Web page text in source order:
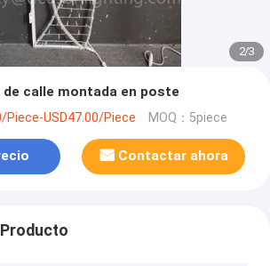
2/3
calle montada en poste
Piece-USD47.00/Piece MOQ：5piece
Contactar ahora